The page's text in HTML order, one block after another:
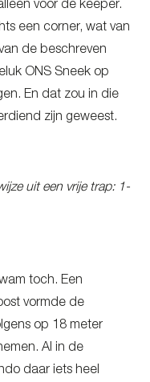
voor de keeper.
een corner, wat van
de beschreven
ONS Sneek op
En dat zou in die
zijn geweest.
uit een vrije trap: 1-
toch. Een
vormde de
op 18 meter
Al in de
daar iets heel